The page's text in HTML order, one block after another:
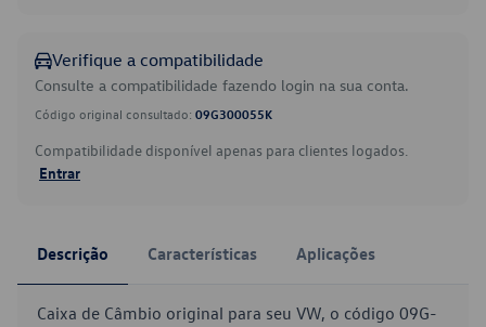
Verifique a compatibilidade
Consulte a compatibilidade fazendo login na sua conta.
Código original consultado: 09G300055K
Compatibilidade disponível apenas para clientes logados.
Entrar
Descrição Características Aplicações
Caixa de Câmbio original para seu VW, o código 09G-